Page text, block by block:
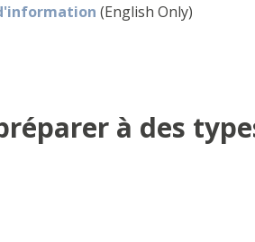
(English Only)
à des